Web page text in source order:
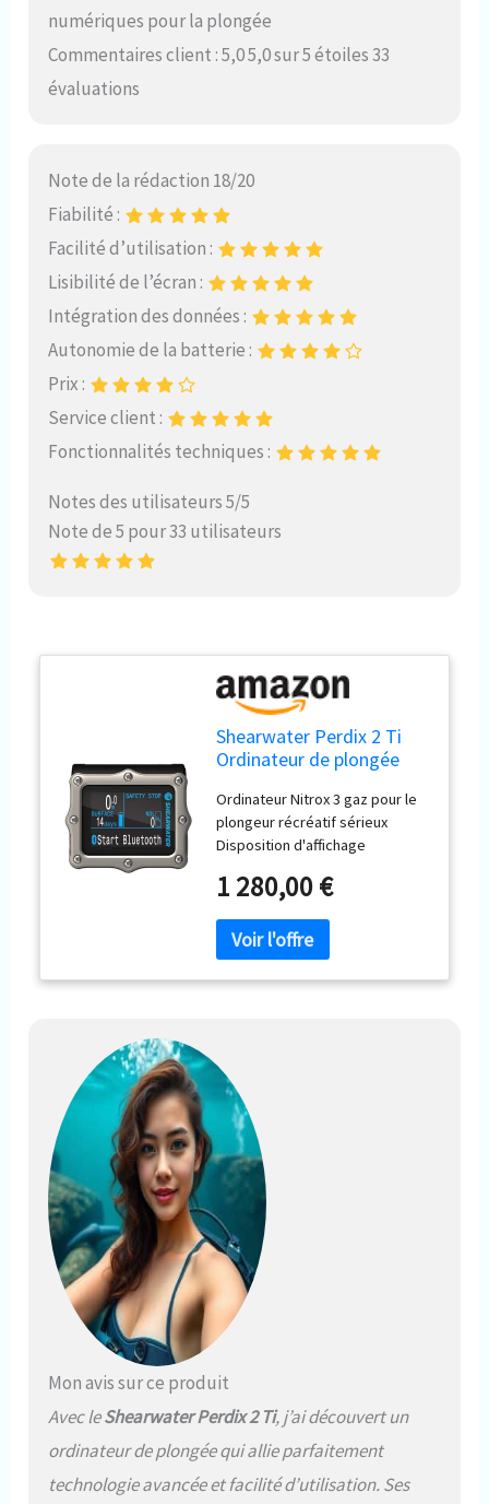
numériques pour la plongée
Commentaires client : 5,0 5,0 sur 5 étoiles 33
évaluations
Note de la rédaction 18/20
Fiabilité :
Facilité d’utilisation :
Lisibilité de l’écran :
Intégration des données :
Autonomie de la batterie :
Prix :
Service client :
Fonctionnalités techniques :
Notes des utilisateurs 5/5
Note de 5 pour 33 utilisateurs
Shearwater Perdix 2 Ti
Ordinateur de plongée
Ordinateur Nitrox 3 gaz pour le
plongeur récréatif sérieux
Disposition d'affichage
Intégration aérienne en option à
2,2 pouces avec une gamme de
couleurs et une saturation vives
et améliorées Piles
1 280,00 €
Mon avis sur ce produit
Avec leShearwater Perdix 2 Ti, j’ai découvert un
ordinateur de plongée qui allie parfaitement
technologie avancée et facilité d’utilisation. Ses